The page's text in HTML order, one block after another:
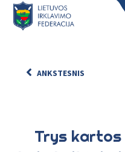
ANKSTESNIS
Trys kartos